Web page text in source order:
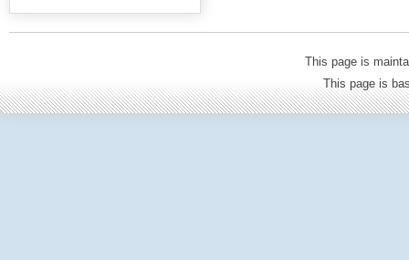
This page is
This page is